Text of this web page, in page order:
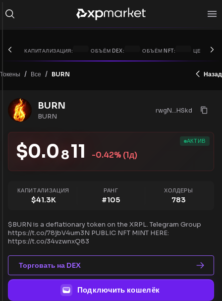
КАПИТАЛИЗАЦИЯ: ОБЪЁМ DEX: ОБЪЁМ NFT: ЦЕНА XRP:
Токены / Все / BURN Назад
BURN
BURN
rwgN...HSkd
АКТИВ
$0.0811 -0.42% (1д)
КАПИТАЛИЗАЦИЯ
$41.3K
РАНГ
#105
ХОЛДЕРЫ
783
$BURN is a deflationary token on the XRPL. Telegram Group
https://t.co/78jbV4um3N PUBLIC NFT MINT HERE:
https://t.co/34vzwnxQ83
Торговать на DEX
Подключить кошелёк